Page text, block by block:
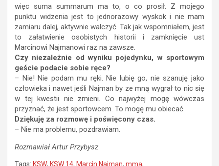
więc suma summarum ma to, o co prosił. Z mojego
punktu widzenia jest to jednorazowy wyskok i nie mam
zamiaru dalej, aktywnie walczyć. Tak jak wspomniałem, jest
to załatwienie osobistych historii i zamknięcie ust
Marcinowi Najmanowi raz na zawsze.
Czy niezależnie od wyniku pojedynku, w sportowym
geście podacie sobie ręce?
– Nie! Nie podam mu ręki. Nie lubię go, nie szanuję jako
człowieka i nawet jeśli Najman by ze mną wygrał to nic się
w tej kwestii nie zmieni. Co najwyżej mogę wówczas
przyznać, że jest sportowcem. To mogę mu obiecać.
Dziękuję za rozmowę i poświęcony czas.
– Nie ma problemu, pozdrawiam.
Rozmawiał Artur Przybysz
Tags: KSW, KSW 14, Marcin Najman, mma,